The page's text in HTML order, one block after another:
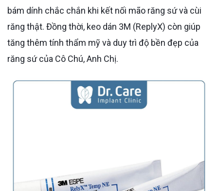
bám dính chắc chắn khi kết nối mão răng sứ và cùi
răng thật. Đồng thời, keo dán 3M (ReplyX) còn giúp
tăng thêm tính thẩm mỹ và duy trì độ bền đẹp của
răng sứ của Cô Chú, Anh Chị.